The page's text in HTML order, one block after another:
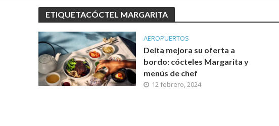
ETIQUETACÓCTEL MARGARITA
AEROPUERTOS
Delta mejora su oferta a
bordo: cócteles Margarita y
menús de chef
12 febrero, 2024